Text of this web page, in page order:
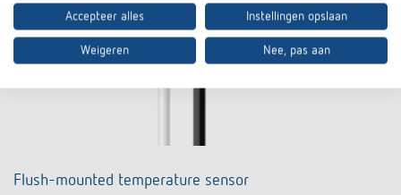
Flush-mounted temperature sensor
Accepteer alles Instellingen opslaan
Weigeren Nee, pas aan